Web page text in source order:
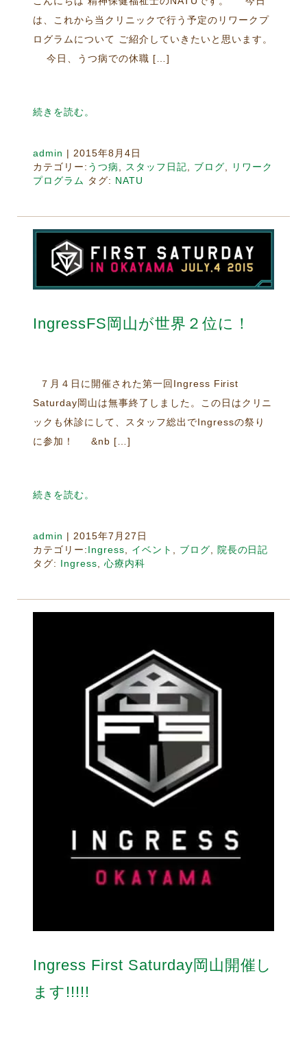
は、これから当クリニックで行う予定のリワークプ
ログラムについて ご紹介していきたいと思います。
今日、うつ病での休職 […]
続きを読む。
admin | 2015年8月4日
カテゴリー: うつ病 スタッフ日記 ブログ
リワーク
プログラム タグ: NATU
IngressFS岡山が世界２位に！
７月４日に開催された第一回Ingress Firist
Saturday岡山は無事終了しました。この日はクリニ
ックも休診にして、スタッフ総出でIngressの祭り
に参加！ &nb […]
続きを読む。
admin | 2015年7月27日
カテゴリー:Ingress イベント ブログ
院長の日記
タグ: Ingress 心療内科
Ingress First Saturday岡山開催し
ます!!!!!